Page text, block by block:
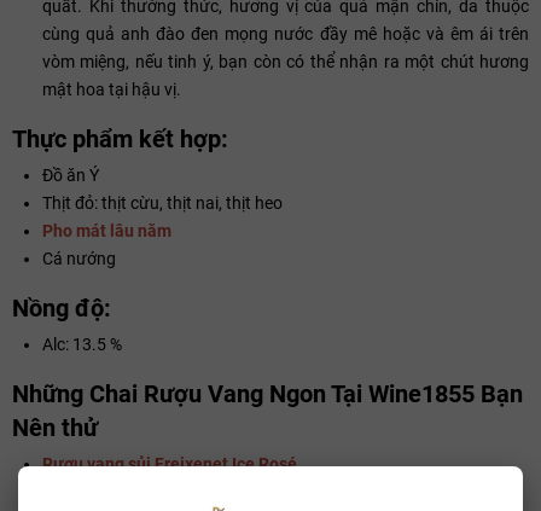
quất. Khi thưởng thức, hương vị của quả mận chín, da thuộc
cùng quả anh đào đen mọng nước đầy mê hoặc và êm ái trên
vòm miệng, nếu tinh ý, bạn còn có thể nhận ra một chút hương
mật hoa tại hậu vị.
Thực phẩm kết hợp:
Đồ ăn Ý
Thịt đỏ: thịt cừu, thịt nai, thịt heo
Pho mát lâu năm
Cá nướng
Nồng độ:
Alc: 13.5 %
Những Chai Rượu Vang Ngon Tại Wine1855 Bạn
Nên thử
Rượu vang sủi Freixenet Ice Rosé